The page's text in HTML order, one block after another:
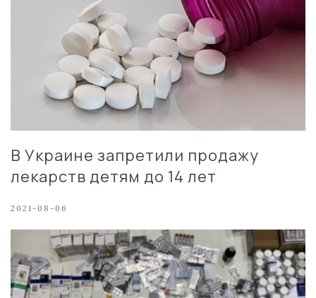
В Украине запретили продажу
лекарств детям до 14 лет
2021-08-06